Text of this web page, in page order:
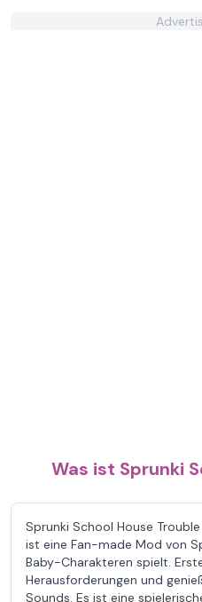
Was ist Sprunki
Sprunki School House
ist eine Fan-made Mod von
Baby-Charakteren spielt.
Herausforderungen und
Sounds. Es ist eine